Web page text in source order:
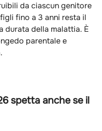
da ciascun genitore
fino a 3 anni resta il
durata della malattia. È
parentale e
spetta anche se il